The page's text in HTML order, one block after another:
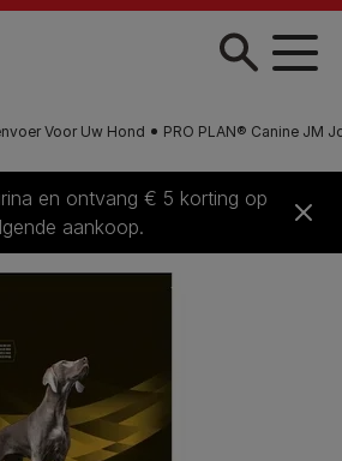
Voor Uw Hond PRO PLAN® Canine JM
en ontvang € 5 korting op
aankoop.